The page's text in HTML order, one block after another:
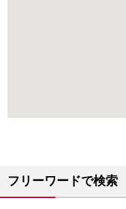
フリーワードで検索